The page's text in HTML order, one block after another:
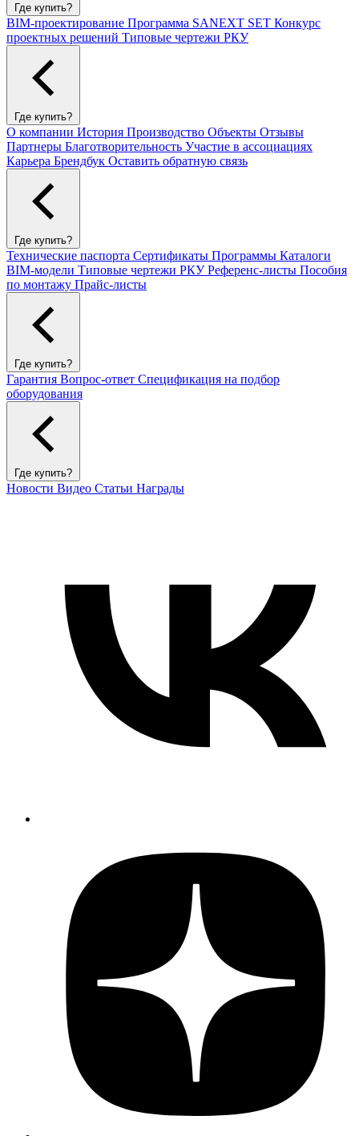
Где купить?
BIM-проектирование Программа SANEXT SET Конкурс
проектных решений Типовые чертежи РКУ
Где купить?
О компании История Производство Объекты Отзывы
Партнеры Благотворительность Участие в ассоциациях
Карьера Брендбук Оставить обратную связь
Где купить?
Технические паспорта Сертификаты Программы Каталоги
BIM-модели Типовые чертежи РКУРеференс-листы Пособия
по монтажу Прайс-листы
Где купить?
Гарантия Вопрос-ответ Спецификация на подбор
оборудования
Где купить?
Новости Видео Статьи Награды